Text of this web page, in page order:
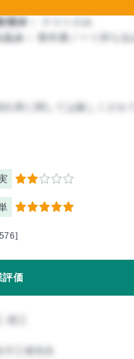
/中間：
/期末：
込み：
教科書ノート持ち込
出席に関しては厳しくされ
2
5
評価